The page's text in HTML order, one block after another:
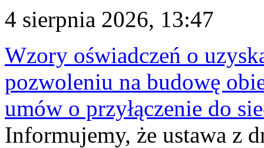
4 sierpnia 2026, 13:47
Wzory oświadczeń o
pozwoleniu na budowę
umów o przyłączenie do
Informujemy, że ustawa z